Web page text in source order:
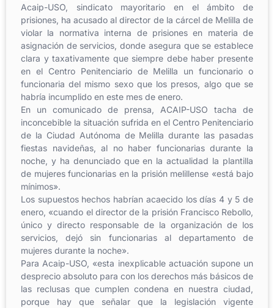
Acaip-USO, sindicato mayoritario en el ámbito de
prisiones, ha acusado al director de la cárcel de Melilla de
violar la normativa interna de prisiones en materia de
asignación de servicios, donde asegura que se establece
clara y taxativamente que siempre debe haber presente
en el Centro Penitenciario de Melilla un funcionario o
funcionaria del mismo sexo que los presos, algo que se
habría incumplido en este mes de enero.
En un comunicado de prensa, ACAIP-USO tacha de
inconcebible la situación sufrida en el Centro Penitenciario
de la Ciudad Autónoma de Melilla durante las pasadas
fiestas navideñas, al no haber funcionarias durante la
noche, y ha denunciado que en la actualidad la plantilla
de mujeres funcionarias en la prisión melillense «está bajo
mínimos».
Los supuestos hechos habrían acaecido los días 4 y 5 de
enero, «cuando el director de la prisión Francisco Rebollo,
único y directo responsable de la organización de los
servicios, dejó sin funcionarias al departamento de
mujeres durante la noche».
Para Acaip-USO, «esta inexplicable actuación supone un
desprecio absoluto para con los derechos más básicos de
las reclusas que cumplen condena en nuestra ciudad,
porque hay que señalar que la legislación vigente